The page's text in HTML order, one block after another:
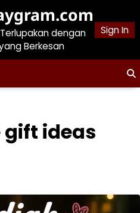
dengan
Berkesan
Sign In
ideas